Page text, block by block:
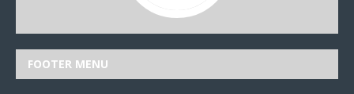
FOOTER MENU